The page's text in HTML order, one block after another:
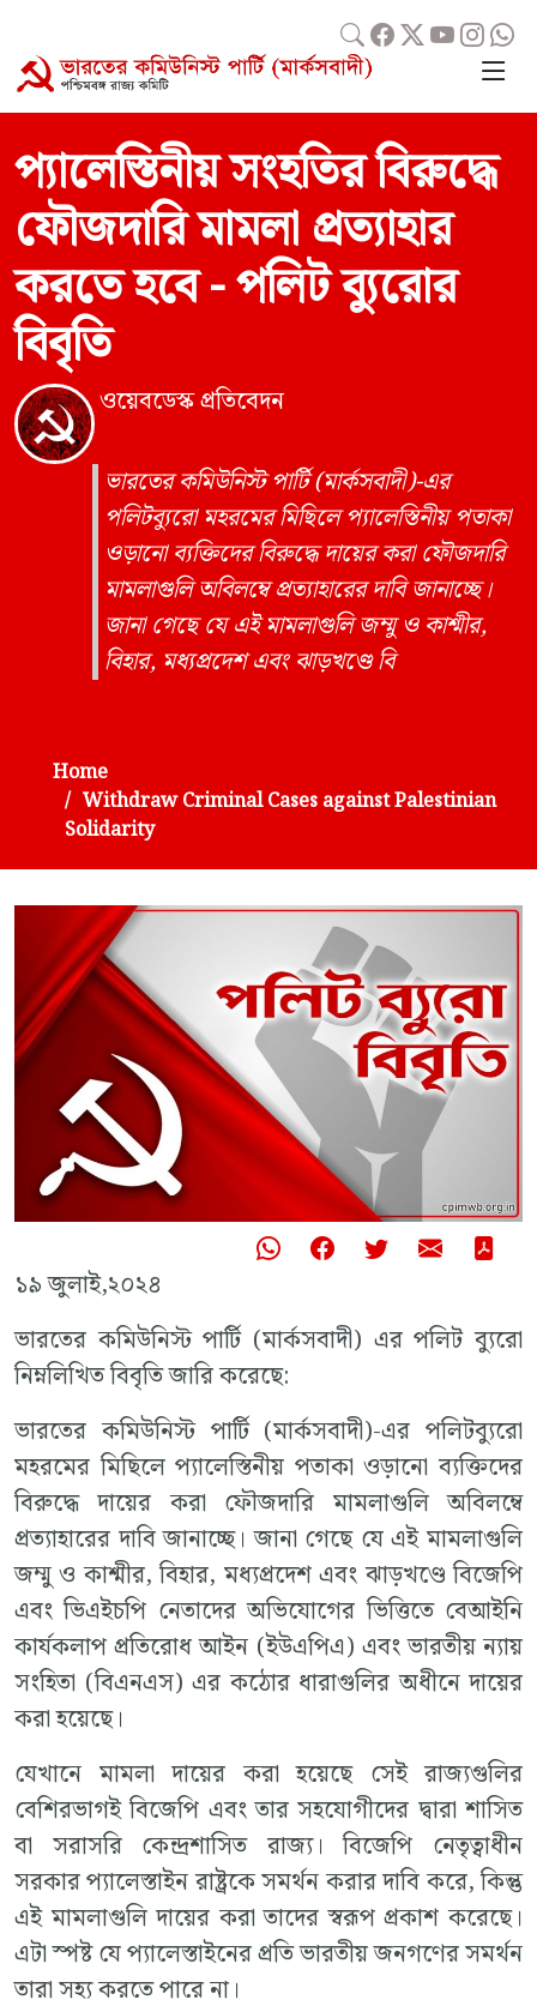
প্যালেস্তিনীয় সংহতির বিরুদ্ধে
ফৌজদারি মামলা প্রত্যাহার
করতে হবে - পলিট ব্যুরোর
বিবৃতি
ওয়েবডেস্ক প্রতিবেদন
ভারতের কমিউনিস্ট পার্টি (মার্কসবাদী)-এর
পলিটব্যুরো মহরমের মিছিলে প্যালেস্তিনীয় পতাকা
ওড়ানো ব্যক্তিদের বিরুদ্ধে দায়ের করা ফৌজদারি
মামলাগুলি অবিলম্বে প্রত্যাহারের দাবি জানাচ্ছে।
জানা গেছে যে এই মামলাগুলি জম্মু ও কাশ্মীর,
বিহার, মধ্যপ্রদেশ এবং ঝাড়খণ্ডে বি
Home
Withdraw Criminal Cases against Palestinian
Solidarity
১৯ জুলাই,২০২৪
ভারতের কমিউনিস্ট পার্টি (মার্কসবাদী) এর পলিট ব্যুরো
নিম্নলিখিত বিবৃতি জারি করেছে:
ভারতের কমিউনিস্ট পার্টি (মার্কসবাদী)-এর পলিটব্যুরো
মহরমের মিছিলে প্যালেস্তিনীয় পতাকা ওড়ানো ব্যক্তিদের
বিরুদ্ধে দায়ের করা ফৌজদারি মামলাগুলি অবিলম্বে
প্রত্যাহারের দাবি জানাচ্ছে। জানা গেছে যে এই মামলাগুলি
জম্মু ও কাশ্মীর, বিহার, মধ্যপ্রদেশ এবং ঝাড়খণ্ডে বিজেপি
এবং ভিএইচপি নেতাদের অভিযোগের ভিত্তিতে বেআইনি
কার্যকলাপ প্রতিরোধ আইন (ইউএপিএ) এবং ভারতীয় ন্যায়
সংহিতা (বিএনএস) এর কঠোর ধারাগুলির অধীনে দায়ের
করা হয়েছে।
যেখানে মামলা দায়ের করা হয়েছে সেই রাজ্যগুলির
বেশিরভাগই বিজেপি এবং তার সহযোগীদের দ্বারা শাসিত
বা সরাসরি কেন্দ্রশাসিত রাজ্য। বিজেপি নেতৃত্বাধীন
সরকার প্যালেস্তাইন রাষ্ট্রকে সমর্থন করার দাবি করে, কিন্তু
এই মামলাগুলি দায়ের করা তাদের স্বরূপ প্রকাশ করেছে।
এটা স্পষ্ট যে প্যালেস্তাইনের প্রতি ভারতীয় জনগণের সমর্থন
তারা সহ্য করতে পারে না।